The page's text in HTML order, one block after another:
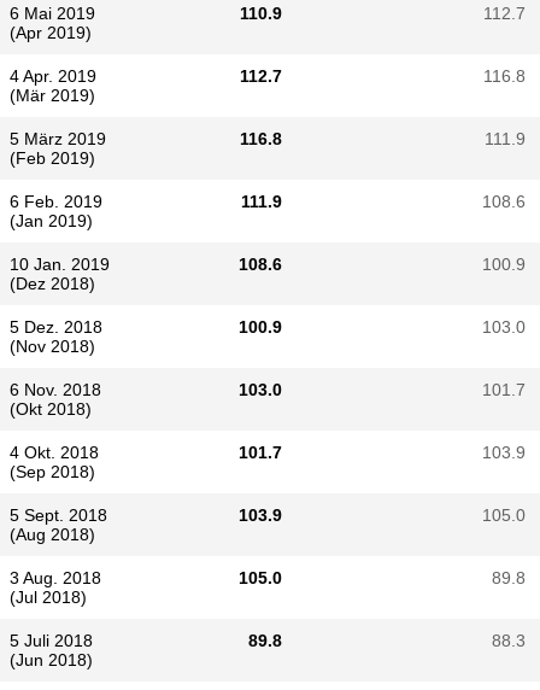
6 Mai 2019
(Apr 2019)
110.9 112.7
4 Apr. 2019
(Mär 2019)
112.7 116.8
5 März 2019
(Feb 2019)
116.8 111.9
6 Feb. 2019
(Jan 2019)
111.9 108.6
10 Jan. 2019
(Dez 2018)
108.6 100.9
5 Dez. 2018
(Nov 2018)
100.9 103.0
6 Nov. 2018
(Okt 2018)
103.0 101.7
4 Okt. 2018
(Sep 2018)
101.7 103.9
5 Sept. 2018
(Aug 2018)
103.9 105.0
3 Aug. 2018
(Jul 2018)
105.0 89.8
5 Juli 2018
(Jun 2018)
89.8 88.3